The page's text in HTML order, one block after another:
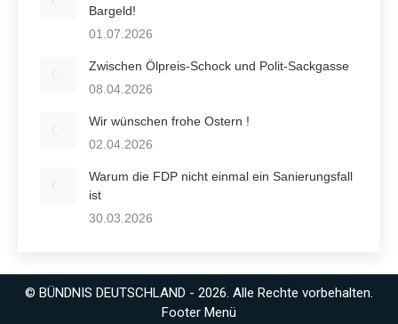
Bargeld!
01.07.2026
Zwischen Ölpreis-Schock und Polit-Sackgasse
08.04.2026
Wir wünschen frohe Ostern !
02.04.2026
Warum die FDP nicht einmal ein Sanierungsfall
ist
30.03.2026
© BÜNDNIS DEUTSCHLAND - 2026. Alle Rechte vorbehalten.
Footer Menü